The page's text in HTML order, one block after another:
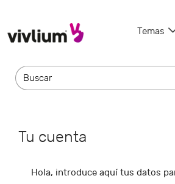
Temas
Tu cuenta
Hola, introduce aquí tus datos